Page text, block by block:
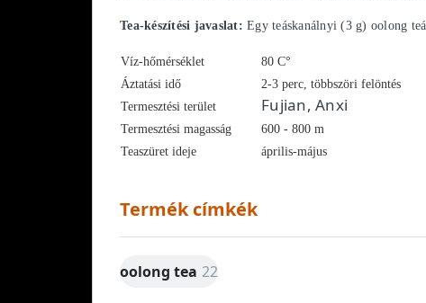
Tea-készítési javaslat: Egy teáskanálnyi (3 g) oolong
Víz-hőmérséklet
80 C°
Áztatási idő
2-3 perc, többszöri felöntés
Termesztési terület
Fujian, Anxi
Termesztési magasság 600 - 800 m
Teaszüret ideje
április-május
Termék címkék
oolong tea 22